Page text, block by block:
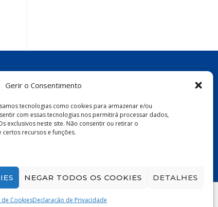
Gerir o Consentimento
tecnologias como cookies para armazenar e/ou
com essas tecnologias nos permitirá processar dados,
exclusivos neste site. Não consentir ou retirar o
recursos e funções.
NEGAR TODOS OS COOKIES DETALHES
de CookiesDeclaração de Privacidade